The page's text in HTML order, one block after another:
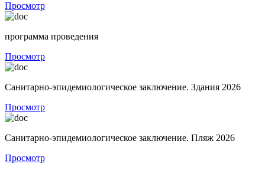
Просмотр
программа проведения
Просмотр
Санитарно-эпидемиологическое заключение. Здания 2026
Просмотр
Санитарно-эпидемиологическое заключение. Пляж 2026
Просмотр